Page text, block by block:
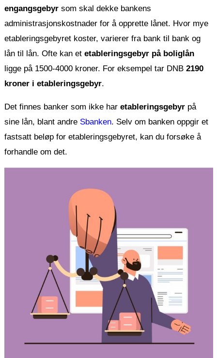
engangsgebyrsom skal dekke bankens
administrasjonskostnader for å opprette lånet. Hvor mye
etableringsgebyret koster, varierer fra bank til bank og
lån til lån. Ofte kan et etableringsgebyr på boliglån
ligge på 1500-4000 kroner. For eksempel tar DNB 2190
kroner i etableringsgebyr.
Det finnes banker som ikke har etableringsgebyrpå
sine lån, blant andre Sbanken. Selv om banken oppgir et
fastsatt beløp for etableringsgebyret, kan du forsøke å
forhandle om det.